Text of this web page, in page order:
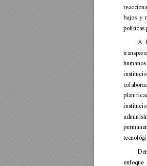
bajos y
políticas
A
humanos
enfoque